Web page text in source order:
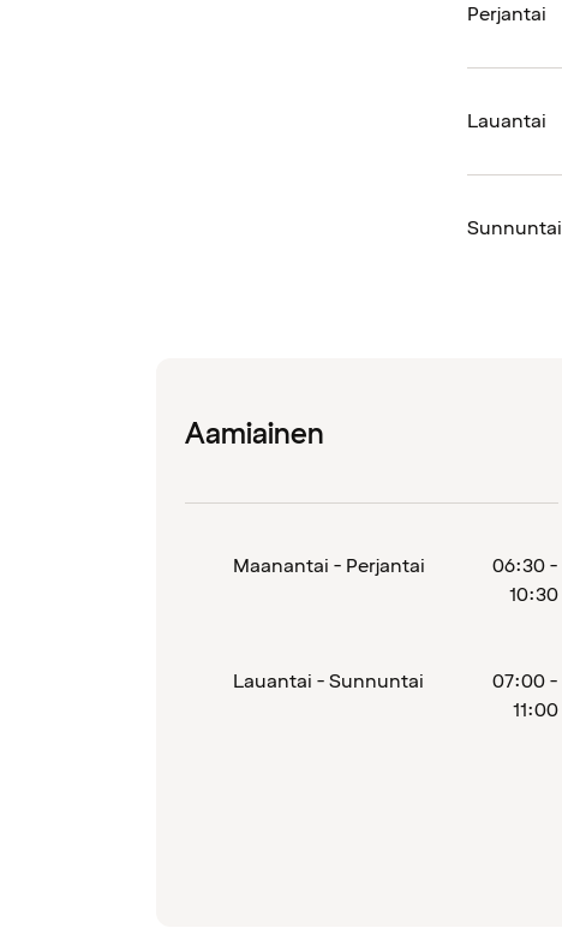
Perjantai
Lauantai
Sunnuntai
Aamiainen
Maanantai - Perjantai
06:30 -
10:30
Lauantai - Sunnuntai
07:00 -
11:00